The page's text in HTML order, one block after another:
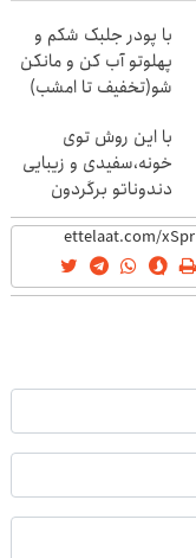
با پودر جلبک شکم و
پهلوتو آب کن و مانکن
شو(تخفیف تا امشب)
با این روش توی
خونه،سفیدی و زیبایی
دندوناتو برگردون
(40%off)